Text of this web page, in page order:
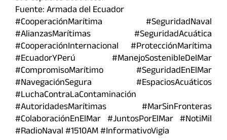
Fuente: Armada del Ecuador
#CooperaciónMarítima #SeguridadNaval
#AlianzasMarítimas #SeguridadAcuática
#CooperaciónInternacional #ProtecciónMarítima
#EcuadorYPerú #ManejoSostenibleDelMar
#CompromisoMarítimo #SeguridadEnElMar
#NavegaciónSegura #EspaciosAcuáticos
#LuchaContraLaContaminación
#AutoridadesMarítimas #MarSinFronteras
#ColaboraciónEnElMar #JuntosPorElMar #NotiMil
#RadioNaval #1510AM #InformativoVigia